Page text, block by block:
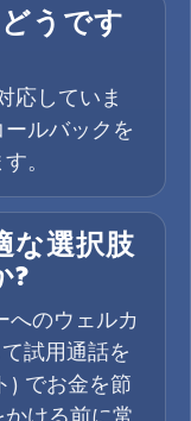
うです
応していま
ルバックを
。
な選択肢
?
へのウェルカ
試用通話を
) でお金を節